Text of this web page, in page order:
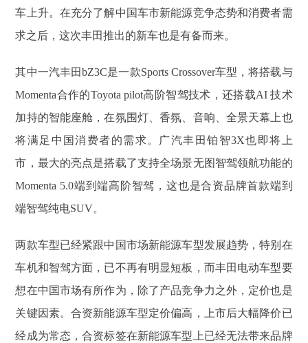
车上升。在充分了解中国车市新能源竞争态势和消费者需
求之后，这次丰田推出的新车也是有备而来。
其中一汽丰田bZ3C是一款Sports Crossover车型，将搭载与
Momenta合作的Toyota pilot高阶智驾技术，还搭载AI 技术
加持的智能座舱，在氛围灯、香氛、音响、全景天幕上也
将满足中国消费者的需求。广汽丰田铂智3X也即将上
市，最大的亮点是搭载了支持全场景无图智驾领航功能的
Momenta 5.0端到端高阶智驾，这也是合资品牌首款端到
端智驾纯电SUV。
两款车型已经紧跟中国市场新能源车型发展趋势，特别在
车机和智驾方面，已不再有明显短板，而丰田电动车型要
想在中国市场有所作为，除了产品竞争力之外，定价也是
关键因素。合资新能源车型定价偏高，上市后大幅降价已
经成为常态，合资标签在新能源车型上已经无法带来品牌